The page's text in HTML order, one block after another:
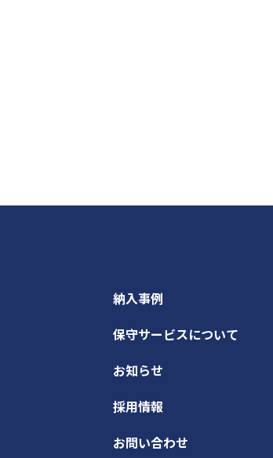
納入事例
保守サービスについて
お知らせ
採用情報
お問い合わせ